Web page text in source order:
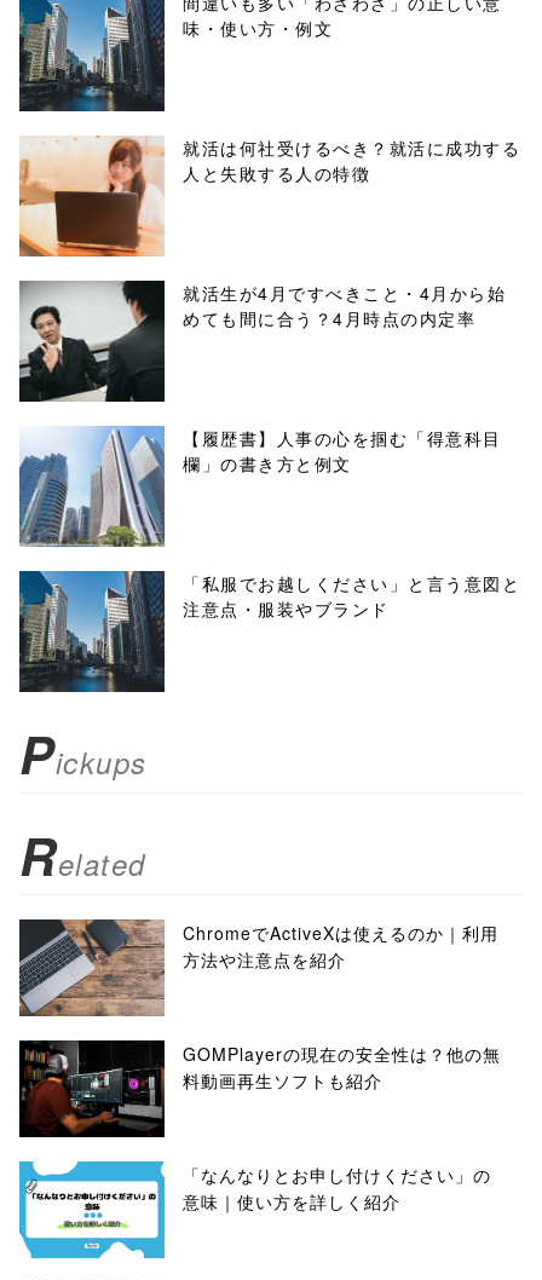
content/themes
/tapbiz_theme/
parts/sns-
buttons.php on
line10
/1001675"
onclick="windo
w.open(this.hre
f, 'Gwindow',
'width=550,
height=450,
menubar=no,
toolbar=no,
scrollbars=yes'
false;"> シェア
味・使い方・例文
就活は何社受けるべき？就活に成功する
人と失敗する人の特徴
就活生が4月ですべきこと・4月から始
めても間に合う？4月時点の内定率
【履歴書】人事の心を掴む「得意科目
欄」の書き方と例文
「私服でお越しください」と言う意図と
注意点・服装やブランド
Pickups
Related
ChromeでActiveXは使えるのか｜利用
方法や注意点を紹介
GOMPlayerの現在の安全性は？他の無
料動画再生ソフトも紹介
「なんなりとお申し付けください」の
意味｜使い方を詳しく紹介